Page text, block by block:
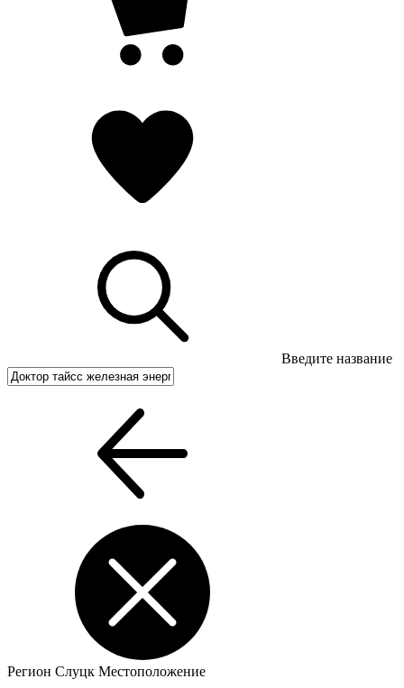
Введите название
Регион Слуцк Местоположение